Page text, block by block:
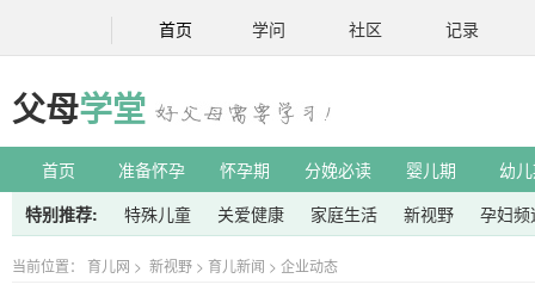
首页 学问 社区 记录
父母学堂
首页 准备怀孕 怀孕期 分娩必读 婴儿期
幼
特别推荐:
特殊儿童 关爱健康 家庭生活 新视野 孕妇频
当前位置： 育儿网 > 新视野 > 育儿新闻 > 企业动态